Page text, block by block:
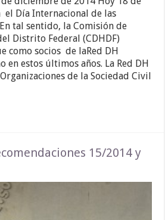
el Día Internacional de las
tal sentido, la Comisión de
Distrito Federal (CDHDF)
como socios de laRed DH
en estos últimos años. La Red DH
de la Sociedad Civil
15/2014 y